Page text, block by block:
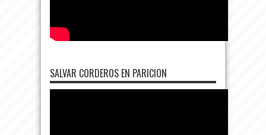
SALVAR CORDEROS EN PARICION